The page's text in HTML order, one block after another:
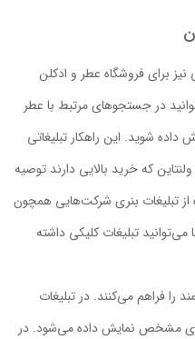
برای فروشگاه عطر و ادکلن
در جستجوهای مرتبط با عطر
شوید. این راهکار تبلیغاتی
که خرید بالایی دارند توصیه
تبلیغات بنری شرکت‌هایی همچون
تبلیغات کلیکی داشته
را فراهم می‌کنند. در تبلیغات
مشخص نمایش داده می‌شود. در